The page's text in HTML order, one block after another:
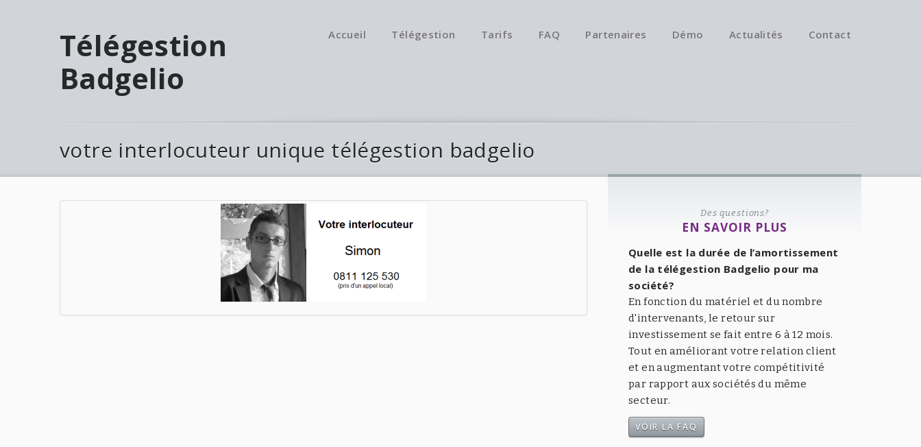
Télégestion
Badgelio
Accueil Télégestion Tarifs FAQ Partenaires Démo Actualités Contact
votre interlocuteur unique télégestion badgelio
Des questions?
EN SAVOIR PLUS
Quelle est la durée de l’amortissement
de la télégestion Badgelio pour ma
société?
En fonction du matériel et du nombre
d'intervenants, le retour sur
investissement se fait entre 6 à 12 mois.
Tout en améliorant votre relation client
et en augmentant votre compétitivité
par rapport aux sociétés du même
secteur.
VOIR LA FAQ